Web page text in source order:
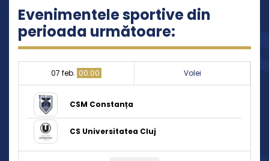
Evenimentele sportive din
perioada următoare:
07 feb. 00:00 Volei
CSM Constanța
CS Universitatea Cluj